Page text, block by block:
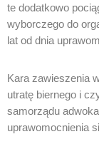
te dodatkowo
wyborczego do
lat od dnia
Kara zawieszenia
utratę biernego i
samorządu
uprawomocnienia